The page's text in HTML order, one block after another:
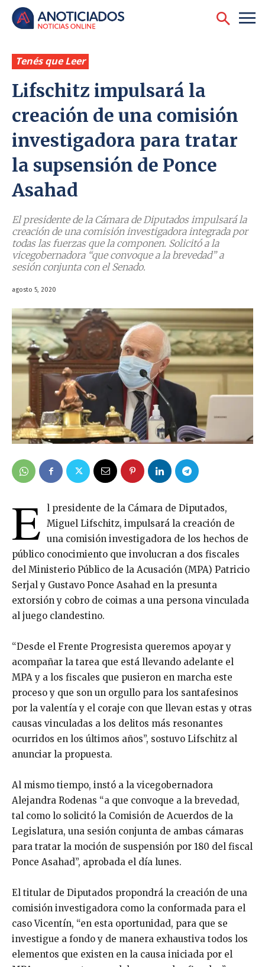
Tenés que Leer
Lifschitz impulsará la
creación de una comisión
investigadora para tratar
la supsensión de Ponce
Asahad
El presidente de la Cámara de Diputados impulsará la
creación de una comisión investigadora integrada por
todas las fuerzas que la componen. Solicitó a la
vicegobernadora “que convoque a la brevedad” a
sesión conjunta con el Senado.
agosto 5, 2020
E l presidente de la Cámara de Diputados,
Miguel Lifschitz, impulsará la creación de
una comisión investigadora de los hechos de
público conocimiento que involucran a dos fiscales
del Ministerio Público de la Acusación (MPA) Patricio
Serjal y Gustavo Ponce Asahad en la presunta
extorsión y cobro de coimas a una persona vinculada
al juego clandestino.
“Desde el Frente Progresista queremos apoyar y
acompañar la tarea que está llevando adelante el
MPA y a los fiscales que pusieron en marcha este
proceso y que son un orgullo para los santafesinos
por la valentía y el coraje con que llevan estas y otras
causas vinculadas a los delitos más resonantes
ocurridos en los últimos años”, sostuvo Lifschitz al
anunciar la propuesta.
Al mismo tiempo, instó a la vicegobernadora
Alejandra Rodenas “a que convoque a la brevedad,
tal como lo solicitó la Comisión de Acuerdos de la
Legislatura, una sesión conjunta de ambas cámaras
para tratar la moción de suspensión por 180 del fiscal
Ponce Asahad”, aprobada el día lunes.
El titular de Diputados propondrá la creación de una
comisión investigadora como la conformada para el
caso Vicentín, “en esta oportunidad, para que se
investigue a fondo y de manera exhaustiva todos los
elementos que existen en la causa iniciada por el